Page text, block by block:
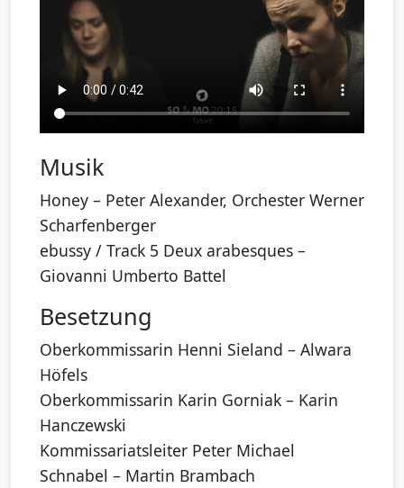
Musik
Honey – Peter Alexander, Orchester Werner
Scharfenberger
ebussy / Track 5 Deux arabesques –
Giovanni Umberto Battel
Besetzung
Oberkommissarin Henni Sieland – Alwara
Höfels
Oberkommissarin Karin Gorniak – Karin
Hanczewski
Kommissariatsleiter Peter Michael
Schnabel – Martin Brambach